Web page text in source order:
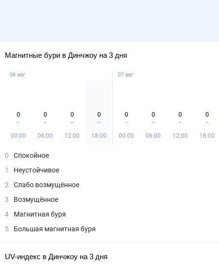
Магнитные бури в Динчжоу на 3 дня
06 авг
0
00:00
0
06:00
0
12:00
0
18:00
07 авг
0
00:00
0
06:00
0
12:00
0
18:00
0
Спокойное
1
Неустойчивое
2
Слабо возмущённое
3
Возмущённое
4
Магнитная буря
5
Большая магнитная буря
UV-индекс в Динчжоу на 3 дня